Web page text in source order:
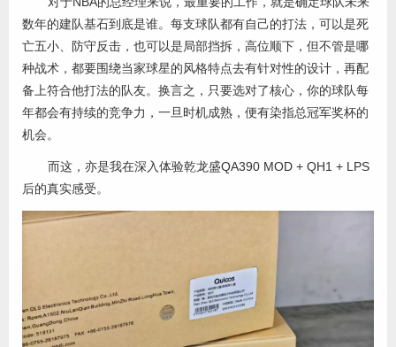
数年的建队基石到底是谁。每支球队都有自己的打法，可以是死
亡五小、防守反击，也可以是局部挡拆，高位顺下，但不管是哪
种战术，都要围绕当家球星的风格特点去有针对性的设计，再配
备上符合他打法的队友。换言之，只要选对了核心，你的球队每
年都会有持续的竞争力，一旦时机成熟，便有染指总冠军奖杯的
机会。
而这，亦是我在深入体验乾龙盛QA390 MOD + QH1 + LPS
后的真实感受。